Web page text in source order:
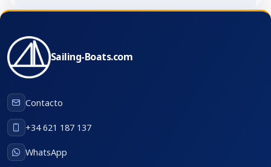
Sailing-Boats.com
Contacto
+34 621 187 137
WhatsApp